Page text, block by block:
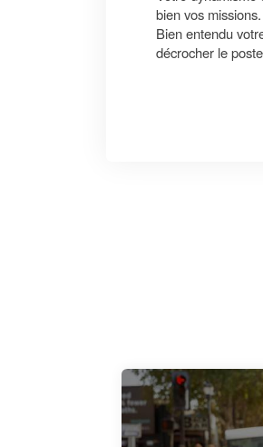
bien vos missions.
Bien entendu
décrocher le